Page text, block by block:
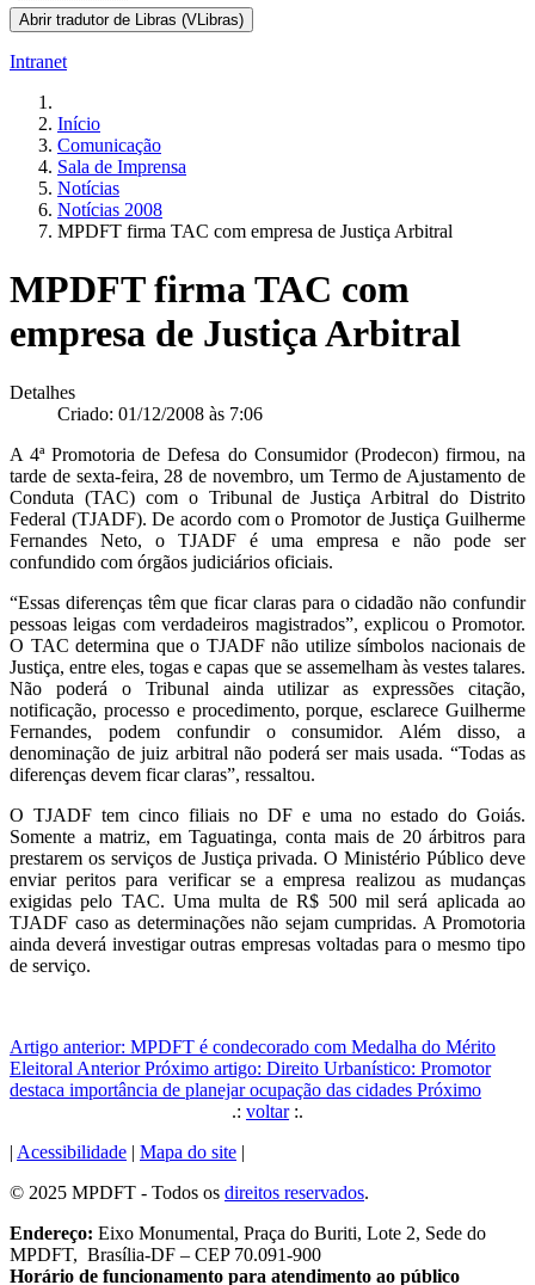
Abrir tradutor de Libras (VLibras)
Intranet
Início
Comunicação
Sala de Imprensa
Notícias
Notícias 2008
MPDFT firma TAC com empresa de Justiça Arbitral
MPDFT firma TAC com
empresa de Justiça Arbitral
Detalhes
Criado: 01/12/2008 às 7:06
A 4ª Promotoria de Defesa do Consumidor (Prodecon) firmou, na
tarde de sexta-feira, 28 de novembro, um Termo de Ajustamento de
Conduta (TAC) com o Tribunal de Justiça Arbitral do Distrito
Federal (TJADF). De acordo com o Promotor de Justiça Guilherme
Fernandes Neto, o TJADF é uma empresa e não pode ser
confundido com órgãos judiciários oficiais.
“Essas diferenças têm que ficar claras para o cidadão não confundir
pessoas leigas com verdadeiros magistrados”, explicou o Promotor.
O TAC determina que o TJADF não utilize símbolos nacionais de
Justiça, entre eles, togas e capas que se assemelham às vestes talares.
Não poderá o Tribunal ainda utilizar as expressões citação,
notificação, processo e procedimento, porque, esclarece Guilherme
Fernandes, podem confundir o consumidor. Além disso, a
denominação de juiz arbitral não poderá ser mais usada. “Todas as
diferenças devem ficar claras”, ressaltou.
O TJADF tem cinco filiais no DF e uma no estado do Goiás.
Somente a matriz, em Taguatinga, conta mais de 20 árbitros para
prestarem os serviços de Justiça privada. O Ministério Público deve
enviar peritos para verificar se a empresa realizou as mudanças
exigidas pelo TAC. Uma multa de R$ 500 mil será aplicada ao
TJADF caso as determinações não sejam cumpridas. A Promotoria
ainda deverá investigar outras empresas voltadas para o mesmo tipo
de serviço.
Artigo anterior: MPDFT é condecorado com Medalha do Mérito
Eleitoral Anterior Próximo artigo: Direito Urbanístico: Promotor
destaca importância de planejar ocupação das cidades Próximo
.: voltar:.
| Acessibilidade | Mapa do site |
© 2025 MPDFT - Todos os direitos reservados.
Endereço: Eixo Monumental, Praça do Buriti, Lote 2, Sede do
MPDFT, Brasília-DF – CEP 70.091-900
Horário de funcionamento para atendimento ao público